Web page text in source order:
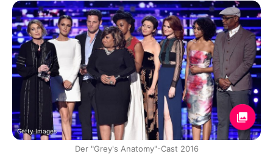
Getty Images
Der "Grey's Anatomy"-Cast 2016